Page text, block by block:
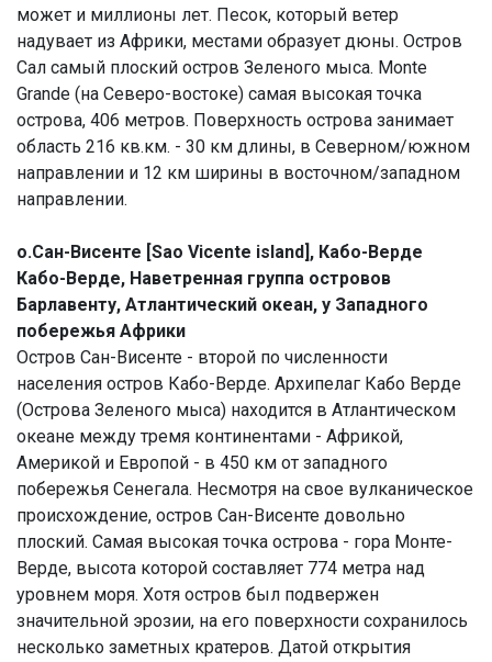
может и миллионы лет. Песок, который ветер
надувает из Африки, местами образует дюны. Остров
Сал самый плоский остров Зеленого мыса. Monte
Grande (на Северо-востоке) самая высокая точка
острова, 406 метров. Поверхность острова занимает
область 216 кв.км. - 30 км длины, в Северном/южном
направлении и 12 км ширины в восточном/западном
направлении.
о.Сан-Висенте [Sao Vicente island], Кабо-Верде
Кабо-Верде, Наветренная группа островов
Барлавенту, Атлантический океан, у Западного
побережья Африки
Остров Сан-Висенте - второй по численности
населения остров Кабо-Верде. Архипелаг Кaбо Вeрде
(Острова Зеленого мыса) находится в Атлантическом
океане между тремя континентами - Африкой,
Америкой и Европой - в 450 км от западного
побережья Сенегала. Несмотря на свое вулканическое
происхождение, остров Сан-Висенте довольно
плоский. Самая высокая точка острова - гора Монте-
Верде, высота которой составляет 774 метра над
уровнем моря. Хотя остров был подвержен
значительной эрозии, на его поверхности сохранилось
несколько заметных кратеров. Датой открытия